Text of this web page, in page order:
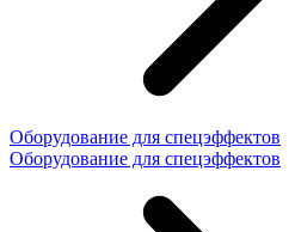
Оборудование для спецэффектов
Оборудование для спецэффектов